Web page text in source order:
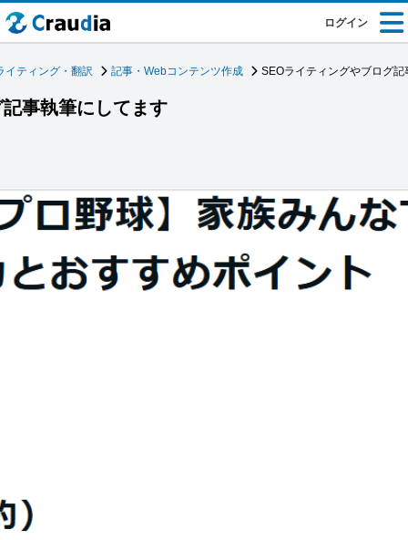
ログイン
イティング・翻訳 記事・Webコンテンツ作成 SEOライティングやブログ
事執筆にしてます